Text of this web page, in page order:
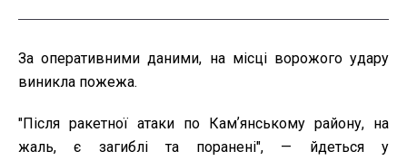
За оперативними даними, на місці ворожого удару
виникла пожежа.
"Після ракетної атаки по Камʼянському району, на
жаль, є загиблі та поранені", — йдеться у